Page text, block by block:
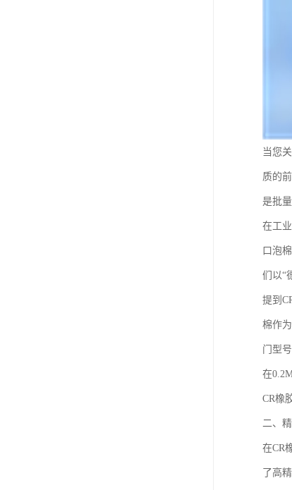
当您
质的
是批
在工
口泡
们以“
提到
棉作
门型
在
CR橡
二、
在CR
了高